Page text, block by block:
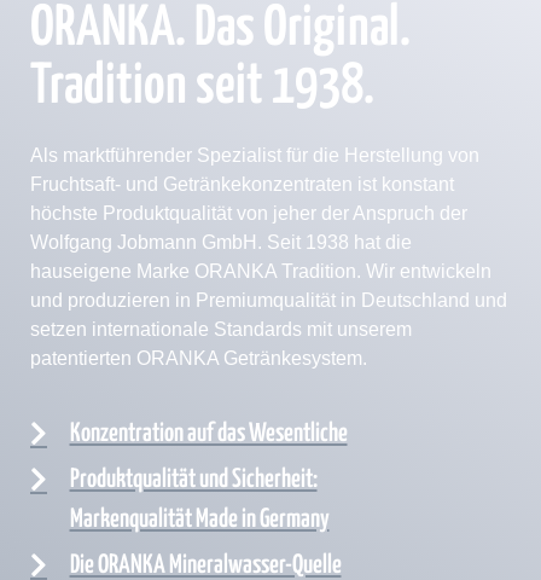
ORANKA. Das Original.
Tradition seit 1938.
Als marktführender Spezialist für die Herstellung von
Fruchtsaft- und Getränkekonzentraten ist konstant
höchste Produktqualität von jeher der Anspruch der
Wolfgang Jobmann GmbH. Seit 1938 hat die
hauseigene Marke ORANKA Tradition. Wir entwickeln
und produzieren in Premiumqualität in Deutschland und
setzen internationale Standards mit unserem
patentierten ORANKA Getränkesystem.
Konzentration auf das Wesentliche
Produktqualität und Sicherheit:
Markenqualität Made in Germany
Die ORANKA Mineralwasser-Quelle